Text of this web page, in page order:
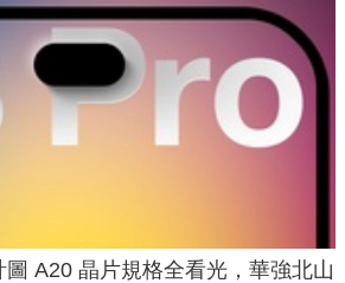
A20 晶片規格全看光，華強北山